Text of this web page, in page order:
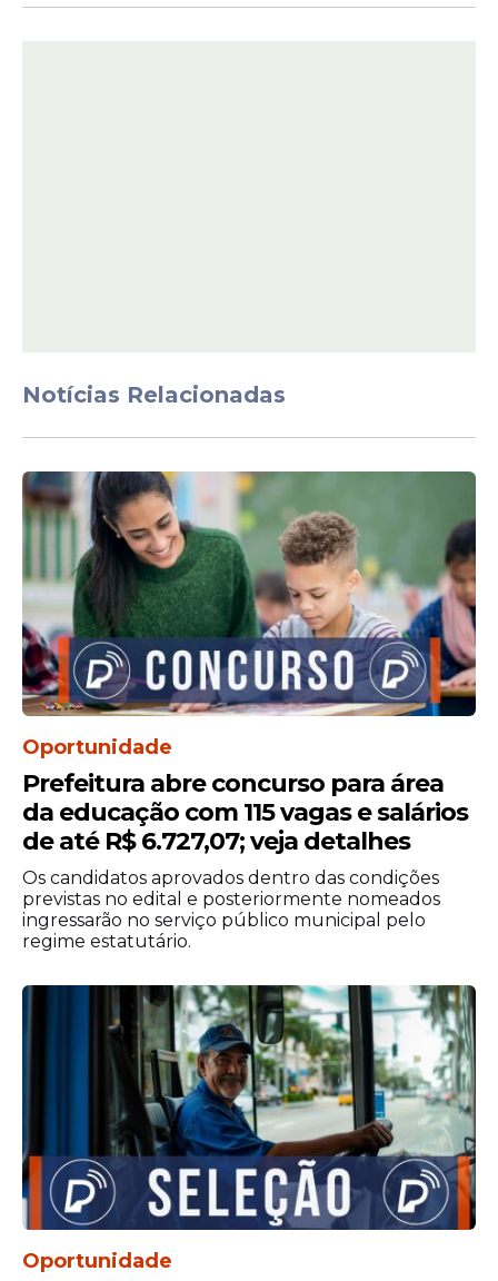
Entre as etapas estão provas escritas,
Formação e ingresso na
carreira
Os candidatos aprovados participarão de
curso ou estágio de adaptação com
duração aproximada de 17 semanas. Após a
conclusão da formação, os profissionais
ingressarão na Aeronáutica como
primeiro-tenente ou segundo-tenente,
conforme o cargo e a área de atuação.
Edital
Notícias Relacionadas
Oportunidade
Prefeitura abre concurso para área
da educação com 115 vagas e salários
de até R$ 6.727,07; veja detalhes
Os candidatos aprovados dentro das condições
previstas no edital e posteriormente nomeados
ingressarão no serviço público municipal pelo
regime estatutário.
Oportunidade